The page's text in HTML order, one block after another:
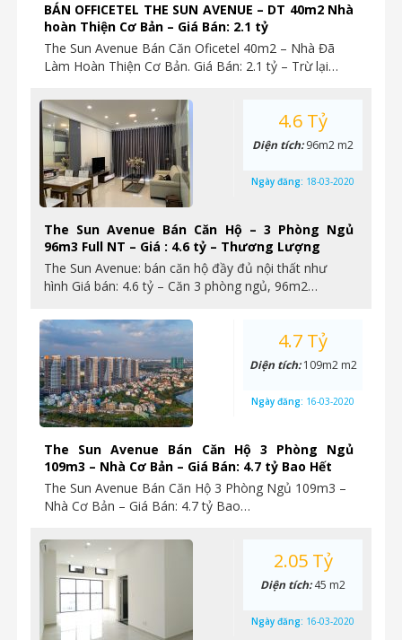
BÁN OFFICETEL THE SUN AVENUE – DT 40m2 Nhà
hoàn Thiện Cơ Bản – Giá Bán: 2.1 tỷ
The Sun Avenue Bán Căn Oficetel 40m2 – Nhà Đã
Làm Hoàn Thiện Cơ Bản. Giá Bán: 2.1 tỷ – Trừ lại…
The Sun Avenue Bán Căn Hộ – 3 Phòng Ngủ
96m3 Full NT – Giá : 4.6 tỷ – Thương Lượng
The Sun Avenue: bán căn hộ đầy đủ nội thất như
hình Giá bán: 4.6 tỷ – Căn 3 phòng ngủ, 96m2…
4.6 Tỷ
Diện tích:96m2 m2
Ngày đăng: 18-03-2020
The Sun Avenue Bán Căn Hộ 3 Phòng Ngủ
109m3 – Nhà Cơ Bản – Giá Bán: 4.7 tỷ Bao Hết
The Sun Avenue Bán Căn Hộ 3 Phòng Ngủ 109m3 –
Nhà Cơ Bản – Giá Bán: 4.7 tỷ Bao…
4.7 Tỷ
Diện tích:109m2 m2
Ngày đăng: 16-03-2020
2.05 Tỷ
Diện tích:45 m2
Ngày đăng: 16-03-2020